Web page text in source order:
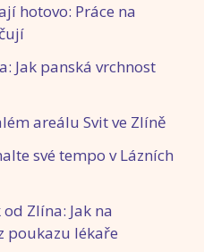
hotovo: Práce na
Jak panská vrchnost
areálu Svit ve Zlíně
své tempo v Lázních
Zlína: Jak na
poukazu lékaře